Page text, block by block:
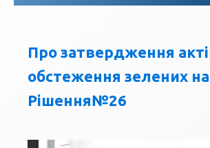
Про затвердження
обстеження зелених
Рішення№26